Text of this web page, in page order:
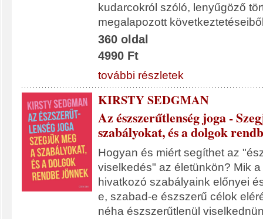
kudarcokról szóló, lenyűgöző
megalapozott
360 oldal
4990 Ft
további részletek
KIRSTY SEDGMAN
Az észszerűtlenség joga -
szabályokat, és a dolgok
Hogyan és miért segíthet az
viselkedés" az életünkön? Mik
hivatkozó szabályaink előnyei
e, szabad-e észszerű célok
néha észszerűtlenül